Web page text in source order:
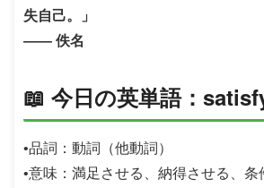
失自己。」
—— 佚名
📖 今日の英単語：
•品詞：動詞（他動詞）
•意味：満足させる、納得させる、条